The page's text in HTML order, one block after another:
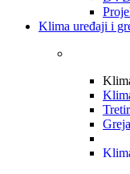
Klima uređaji i